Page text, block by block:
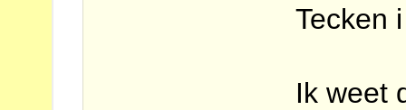
Tecken
Ik weet